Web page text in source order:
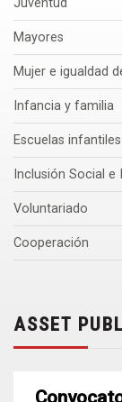
Juventud
Mayores
Mujer e igualdad
Infancia y familia
Escuelas infantiles
Inclusión Social e
Voluntariado
Cooperación
ASSET